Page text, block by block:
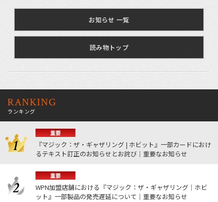
お知らせ 一覧
読み物トップ
RANKING
ランキング
重要
『マジック：ザ・ギャザリング | ホビット』一部カードにおけ
るテキスト訂正のお知らせとお詫び｜重要なお知らせ
重要
WPN加盟店舗における『マジック：ザ・ギャザリング｜ホビ
ット』一部製品の発売遅延について｜重要なお知らせ